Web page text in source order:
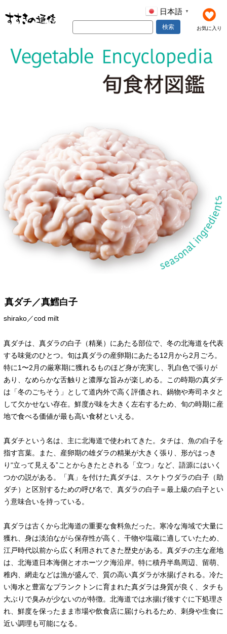
お気に入り
日本語 ▼
検索
真ダチ／真鱈白子
shirako／cod milt
真ダチは、真ダラの白子（精巣）にあたる部位で、冬の北海道を代表
する味覚のひとつ。旬は真ダラの産卵期にあたる12月から2月ごろ。
特に1〜2月の厳寒期に獲れるものほど身が充実し、乳白色で張りが
あり、なめらかな舌触りと濃厚な旨みが楽しめる。この時期の真ダチ
は「冬のごちそう」として道内外で高く評価され、鍋物や寿司ネタと
して欠かせない存在。鮮度が味を大きく左右するため、旬の時期に産
地で食べる価値が最も高い食材といえる。
真ダチという名は、主に北海道で使われてきた。タチは、魚の白子を
指す言葉。また、産卵期の雄ダラの精巣が大きく張り、形がはっき
り“立って見える”ことからきたとされる「立つ」など、語源にはいく
つかの説がある。「真」を付けた真ダチは、スケトウダラの白子（助
ダチ）と区別するための呼び名で、真ダラの白子＝最上級の白子とい
う意味合いを持っている。
真ダラは古くから北海道の重要な食料魚だった。寒冷な海域で大量に
獲れ、身は淡泊ながら保存性が高く、干物や塩蔵に適していたため、
江戸時代以前から広く利用されてきた歴史がある。真ダチの主な産地
は、北海道日本海側とオホーツク海沿岸。特に積丹半島周辺、留萌、
稚内、網走などは漁が盛んで、質の高い真ダラが水揚げされる。冷た
い海水と豊富なプランクトンに育まれた真ダラは身質が良く、タチも
大ぶりで臭みが少ないのが特徴。北海道では水揚げ後すぐに下処理さ
れ、鮮度を保ったまま市場や飲食店に届けられるため、刺身や生食に
近い調理も可能になる。